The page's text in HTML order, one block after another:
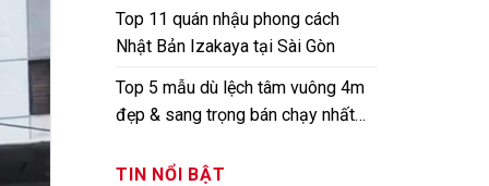
Top 11 quán nhậu phong cách
Nhật Bản Izakaya tại Sài Gòn
Top 5 mẫu dù lệch tâm vuông 4m
đẹp & sang trọng bán chạy nhất
TIN NỔI BẬT